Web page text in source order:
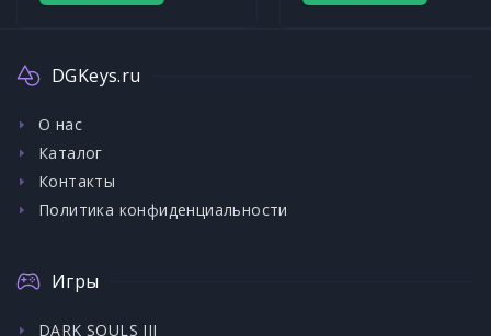
DGKeys.ru
О нас
Каталог
Контакты
Политика конфиденциальности
Игры
DARK SOULS III